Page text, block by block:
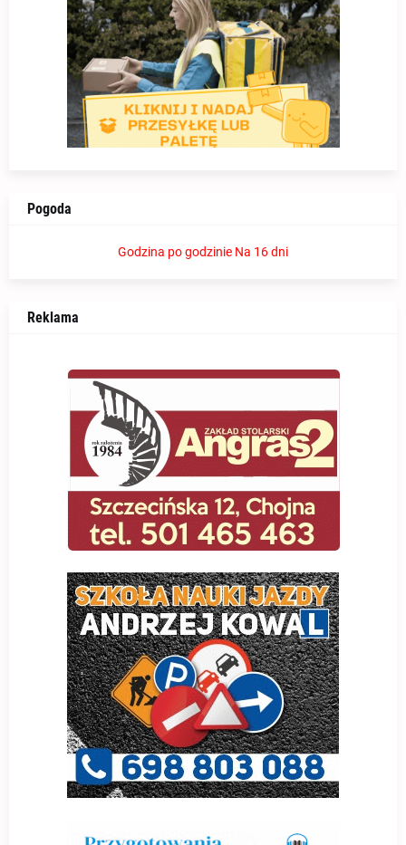
Pogoda
Godzina po godzinie Na 16 dni
Reklama